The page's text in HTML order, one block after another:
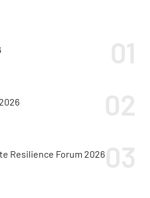
Resilience Forum 2026